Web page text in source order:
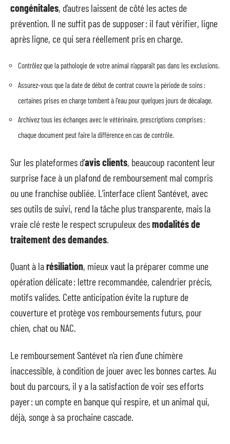
congénitales, d’autres laissent de côté les actes de
prévention. Il ne suffit pas de supposer : il faut vérifier, ligne
après ligne, ce qui sera réellement pris en charge.
Contrôlez que la pathologie de votre animal n’apparaît pas dans les exclusions.
Assurez-vous que la date de début de contrat couvre la période de soins :
certaines prises en charge tombent à l’eau pour quelques jours de décalage.
Archivez tous les échanges avec le vétérinaire, prescriptions comprises :
chaque document peut faire la différence en cas de contrôle.
Sur les plateformes d’avis clients, beaucoup racontent leur
surprise face à un plafond de remboursement mal compris
ou une franchise oubliée. L’interface client Santévet, avec
ses outils de suivi, rend la tâche plus transparente, mais la
vraie clé reste le respect scrupuleux desmodalités de
traitement des demandes
Quant à larésiliation, mieux vaut la préparer comme une
opération délicate : lettre recommandée, calendrier précis,
motifs valides. Cette anticipation évite la rupture de
couverture et protège vos remboursements futurs, pour
chien, chat ou NAC.
Le remboursement Santévet n’a rien d’une chimère
inaccessible, à condition de jouer avec les bonnes cartes. Au
bout du parcours, il y a la satisfaction de voir ses efforts
payer : un compte en banque qui respire, et un animal qui,
déjà, songe à sa prochaine cascade.